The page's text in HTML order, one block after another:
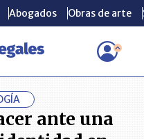
Abogados Obras de arte
hacer ante una
Abogados Obras de arte
ante una